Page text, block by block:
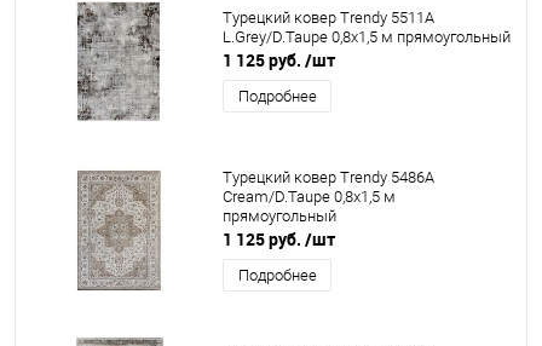
Турецкий ковер Trendy 5511A
L.Grey/D.Taupe 0,8x1,5 м прямоугольный
1 125 руб. /шт
Подробнее
Турецкий ковер Trendy 5486A
Cream/D.Taupe 0,8x1,5 м
прямоугольный
1 125 руб. /шт
Подробнее